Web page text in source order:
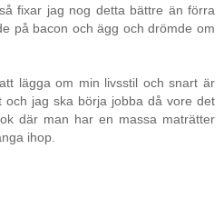
fixar jag nog detta bättre än förra
på bacon och ägg och drömde om
lägga om min livsstil och snart är
och jag ska börja jobba då vore det
där man har en massa maträtter
ihop.